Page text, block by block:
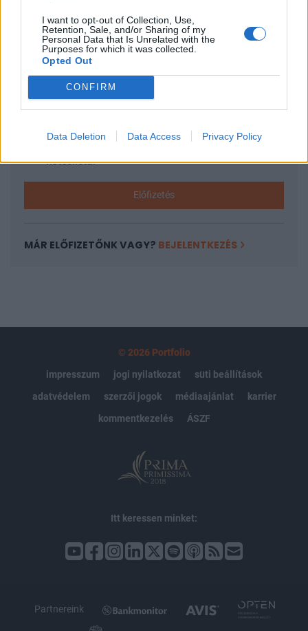
I want to opt-out of Collection, Use,
Retention, Sale, and/or Sharing of my
Personal Data that Is Unrelated with the
Purposes for which it was collected.
Opted Out
CONFIRM
Data Deletion Data Access Privacy Policy
KEDVES OLVASÓNK!
A keresett cikk a portfolio.hu hírarchívumához
tartozik, melynek olvasása előfizetéses
regisztrációhoz kötött.
Az előfizetés a következőket tartalmazza:
Kötéslisták: BÉT elmúlt 2 év napon belüli
kötéslistái
Előfizetés
MÁR ELŐFIZETŐNK VAGY? BEJELENTKEZÉS
© 2026 Portfolio
impresszum
jogi nyilatkozat
süti beállítások
adatvédelem
szerzői jogok médiaajánlat
karrier
kommentkezelés
ÁSZF
Itt keressen minket:
Partnereink